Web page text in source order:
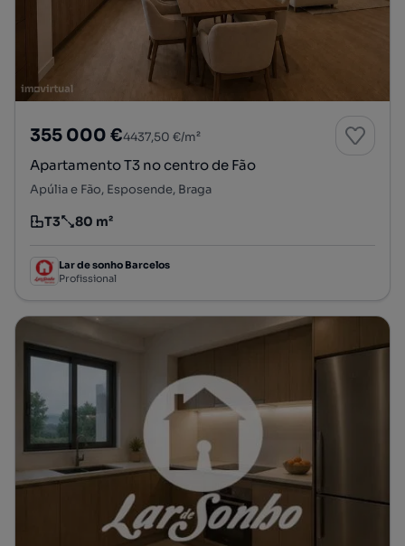
355 000 €4437,50 €/m²
Apartamento T3 no centro de Fão
Apúlia e Fão, Esposende, Braga
Tipologia
T3
Preço por metro quadrado
80 m²
Lar de sonho Barcelos
Profissional